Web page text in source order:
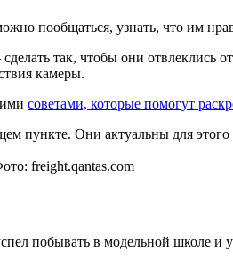
пообщаться, узнать, что им
так, чтобы они отвлеклись
камеры.
советами, которые помогут
пункте. Они актуальны для этого
freight.qantas.com
побывать в модельной школе